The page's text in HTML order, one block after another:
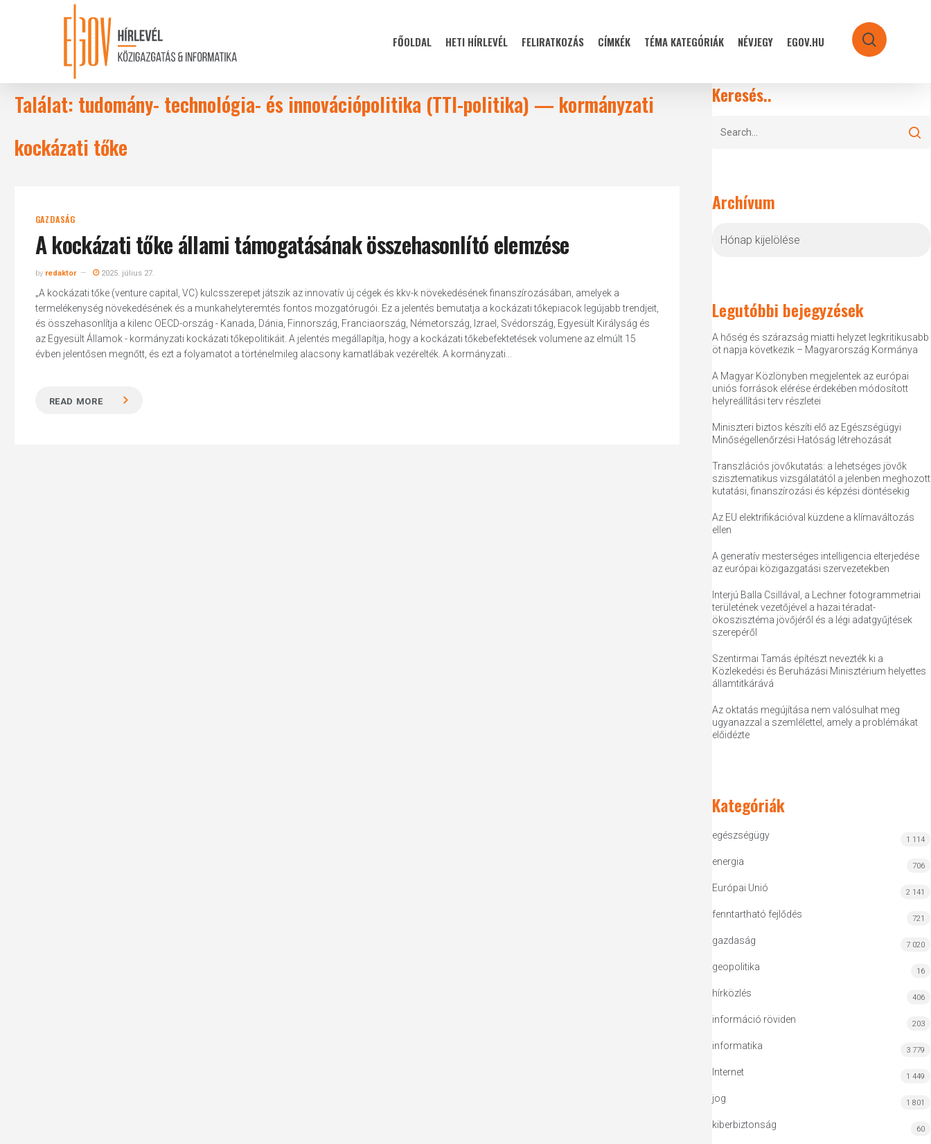
Hit enter to search or ESC to close
FŐOLDAL HETI HÍRLEVÉL FELIRATKOZÁS CÍMKÉK TÉMA KATEGÓRIÁK NÉVJEGY EGOV.HU search
Találat: tudomány- technológia- és innovációpolitika (TTI-politika) — kormányzati
kockázati tőke
GAZDASÁG
A kockázati tőke állami támogatásának összehasonlító elemzése
by redaktor 2025. július 27.
„A kockázati tőke (venture capital, VC) kulcsszerepet játszik az innovatív új cégek és kkv-k növekedésének finanszírozásában, amelyek a
termelékenység növekedésének és a munkahelyteremtés fontos mozgatórugói. Ez a jelentés bemutatja a kockázati tőkepiacok legújabb trendjeit,
és összehasonlítja a kilenc OECD-ország - Kanada, Dánia, Finnország, Franciaország, Németország, Izrael, Svédország, Egyesült Királyság és
az Egyesült Államok - kormányzati kockázati tőkepolitikáit. A jelentés megállapítja, hogy a kockázati tőkebefektetések volumene az elmúlt 15
évben jelentősen megnőtt, és ezt a folyamatot a történelmileg alacsony kamatlábak vezérelték. A kormányzati...
READ MORE
Keresés..
Archívum
Legutóbbi bejegyzések
A hőség és szárazság miatti helyzet legkritikusabb
öt napja következik – Magyarország Kormánya
A Magyar Közlönyben megjelentek az európai
uniós források elérése érdekében módosított
helyreállítási terv részletei
Miniszteri biztos készíti elő az Egészségügyi
Minőségellenőrzési Hatóság létrehozását
Transzlációs jövőkutatás: a lehetséges jövők
szisztematikus vizsgálatától a jelenben meghozott
kutatási, finanszírozási és képzési döntésekig
Az EU elektrifikációval küzdene a klímaváltozás
ellen
A generatív mesterséges intelligencia elterjedése
az európai közigazgatási szervezetekben
Interjú Balla Csillával, a Lechner fotogrammetriai
területének vezetőjével a hazai téradat-
ökoszisztéma jövőjéről és a légi adatgyűjtések
szerepéről
Szentirmai Tamás építészt nevezték ki a
Közlekedési és Beruházási Minisztérium helyettes
államtitkárává
Az oktatás megújítása nem valósulhat meg
ugyanazzal a szemlélettel, amely a problémákat
előidézte
Kategóriák
egészségügy 1 114
energia 706
Európai Unió 2 141
fenntartható fejlődés 721
gazdaság 7 020
geopolitika 16
hírközlés 406
információ röviden 203
informatika 3 779
Internet 1 449
jog 1 801
kiberbiztonság 60